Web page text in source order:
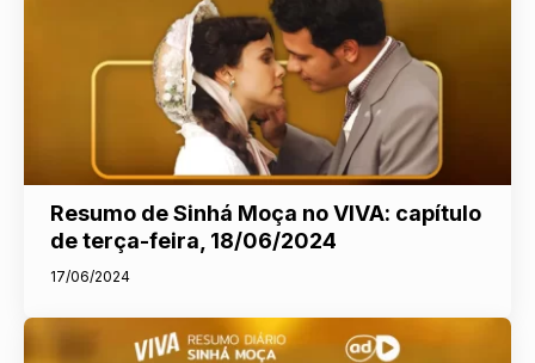
Resumo de Sinhá Moça no VIVA: capítulo
de terça-feira, 18/06/2024
17/06/2024